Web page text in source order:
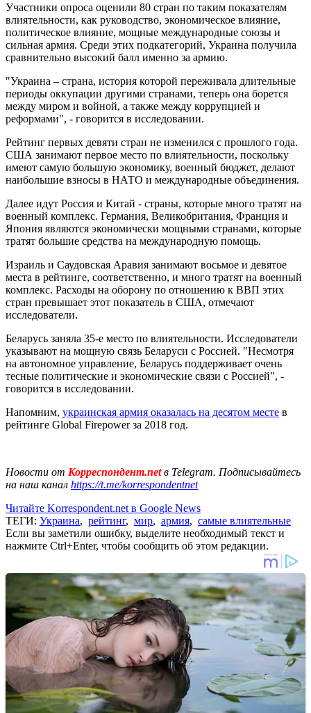
Участники опроса оценили 80 стран по таким показателям
влиятельности, как руководство, экономическое влияние,
политическое влияние, мощные международные союзы и
сильная армия. Среди этих подкатегорий, Украина получила
сравнительно высокий балл именно за армию.
"Украина – страна, история которой переживала длительные
периоды оккупации другими странами, теперь она борется
между миром и войной, а также между коррупцией и
реформами", - говорится в исследовании.
Рейтинг первых девяти стран не изменился с прошлого года.
США занимают первое место по влиятельности, поскольку
имеют самую большую экономику, военный бюджет, делают
наибольшие взносы в НАТО и международные объединения.
Далее идут Россия и Китай - страны, которые много тратят на
военный комплекс. Германия, Великобритания, Франция и
Япония являются экономически мощными странами, которые
тратят большие средства на международную помощь.
Израиль и Саудовская Аравия занимают восьмое и девятое
места в рейтинге, соответственно, и много тратят на военный
комплекс. Расходы на оборону по отношению к ВВП этих
стран превышает этот показатель в США, отмечают
исследователи.
Беларусь заняла 35-е место по влиятельности. Исследователи
указывают на мощную связь Беларуси с Россией. "Несмотря
на автономное управление, Беларусь поддерживает очень
тесные политические и экономические связи с Россией", -
говорится в исследовании.
Напомним, украинская армия оказалась на десятом месте в
рейтинге Global Firepower за 2018 год.
Новости от Корреспондент.netв Telegram. Подписывайтесь
на наш канал https://t.me/korrespondentnet
Читайте Korrespondent.net в Google News
ТЕГИ: Украина, рейтинг, мир, армия, самые влиятельные
Если вы заметили ошибку, выделите необходимый текст и
нажмите Ctrl+Enter, чтобы сообщить об этом редакции.